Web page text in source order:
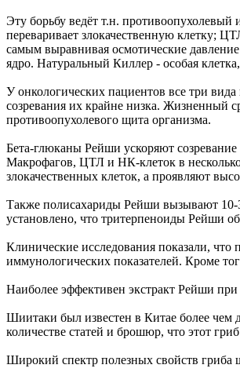
Эту борьбу ведёт т.н.
переваривает злокачественную клетку;
самым выравнивая осмотические
ядро. Натуральный Киллер - особая
У онкологических пациентов все три
созревания их крайне низка. Жизненный
противоопухолевого щита организма.
Бета-глюканы Рейши ускоряют
Макрофагов, ЦТЛ и НК-клеток в
злокачественных клеток, а проявляют
Также полисахариды Рейши вызывают 10-
установлено, что тритерпеноиды Рейши
Клинические исследования показали,
иммунологических показателей. Кроме
Наиболее эффективен экстракт Рейши
Шиитаки был известен в Китае более чем
количестве статей и брошюр, что этот
Широкий спектр полезных свойств гриба